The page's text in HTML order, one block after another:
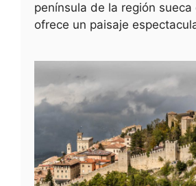
península de la región sueca
ofrece un paisaje